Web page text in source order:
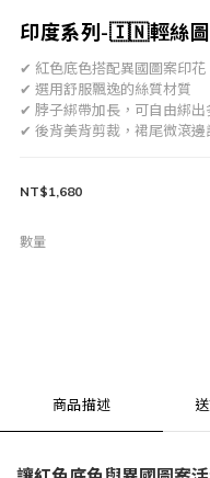
印度系列-🇮🇳輕絲圖
✔ 紅色底色搭配異國圖案印花
✔ 選用舒服飄逸的絲質材質
✔ 脖子綁帶加長，可自由綁出
✔ 後背美背剪裁，裙尾微滾邊
NT$1,680
數量
商品描述